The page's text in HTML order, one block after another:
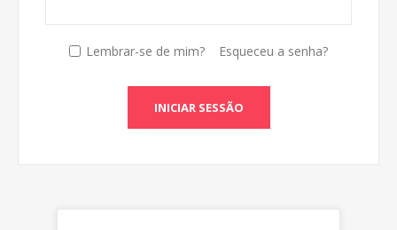
Lembrar-se de mim? Esqueceu a senha?
INICIAR SESSÃO